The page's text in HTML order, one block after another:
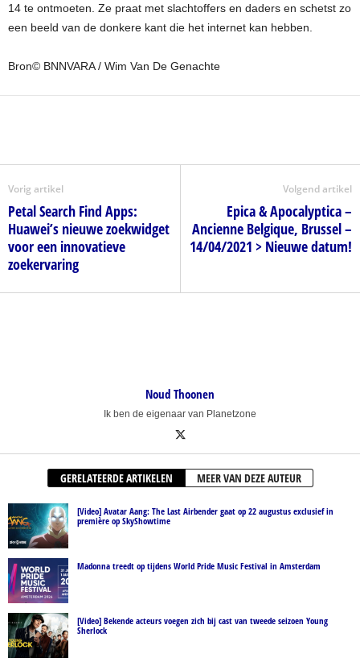
14 te ontmoeten. Ze praat met slachtoffers en daders en schetst zo
een beeld van de donkere kant die het internet kan hebben.
Bron© BNNVARA / Wim Van De Genachte
Vorig artikel
Petal Search Find Apps:
Huawei’s nieuwe zoekwidget
voor een innovatieve
zoekervaring
Volgend artikel
Epica & Apocalyptica –
Ancienne Belgique, Brussel –
14/04/2021 > Nieuwe datum!
Noud Thoonen
Ik ben de eigenaar van Planetzone
GERELATEERDE ARTIKELEN MEER VAN DEZE AUTEUR
[Video] Avatar Aang: The Last Airbender gaat op 22 augustus exclusief in
première op SkyShowtime
Madonna treedt op tijdens World Pride Music Festival in Amsterdam
[Video] Bekende acteurs voegen zich bij cast van tweede seizoen Young
Sherlock